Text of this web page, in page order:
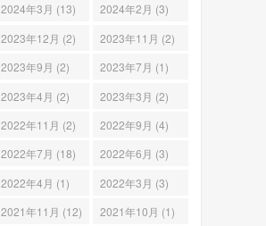
2024年3月 (13)
2024年2月 (3)
2023年12月 (2)
2023年11月 (2)
2023年9月 (2)
2023年7月 (1)
2023年4月 (2)
2023年3月 (2)
2022年11月 (2)
2022年9月 (4)
2022年7月 (18)
2022年6月 (3)
2022年4月 (1)
2022年3月 (3)
2021年11月 (12)
2021年10月 (1)